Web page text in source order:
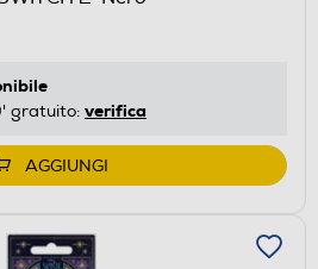
gratuito: verifica
AGGIUNGI